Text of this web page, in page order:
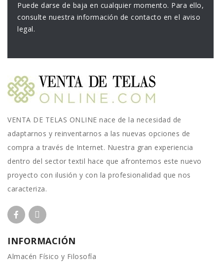
Puede darse de baja en cualquier momento. Para ello,
consulte nuestra información de contacto en el aviso
legal.
VENTA DE TELAS ONLINE nace de la necesidad de
adaptarnos y reinventarnos a las nuevas opciones de
compra a través de Internet. Nuestra gran experiencia
dentro del sector textil hace que afrontemos este nuevo
proyecto con ilusión y con la profesionalidad que nos
caracteriza.
INFORMACIÓN
Almacén Físico y Filosofía